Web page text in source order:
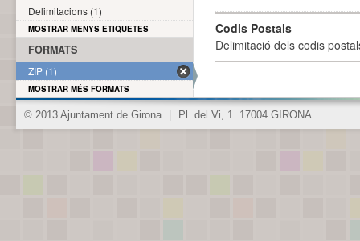
Codis Postals
Delimitació dels codis
Delimitacions (1)
MOSTRAR MENYS ETIQUETES
FORMATS
ZIP (1)
MOSTRAR MÉS FORMATS
© 2013 Ajuntament de Girona Pl. del Vi, 1. 17004 GIRONA